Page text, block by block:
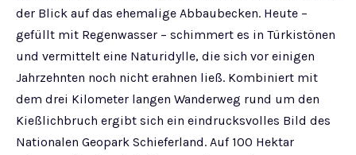
der Blick auf das ehemalige Abbaubecken. Heute –
gefüllt mit Regenwasser – schimmert es in Türkistönen
und vermittelt eine Naturidylle, die sich vor einigen
Jahrzehnten noch nicht erahnen ließ. Kombiniert mit
dem drei Kilometer langen Wanderweg rund um den
Kießlichbruch ergibt sich ein eindrucksvolles Bild des
Nationalen Geopark Schieferland. Auf 100 Hektar